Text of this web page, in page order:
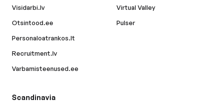
Visidarbi.lv
Otsintood.ee
Personaloatrankos.lt
Recruitment.lv
Varbamisteenused.ee
Virtual Valley
Pulser
Scandinavia